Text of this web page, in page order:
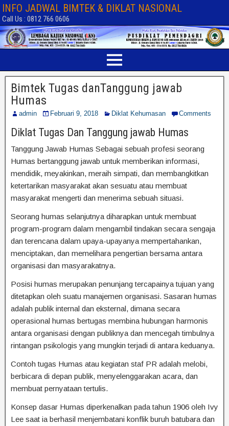
INFO JADWAL BIMTEK & DIKLAT NASIONAL
Call Us : 0812 766 0606
Bimtek Tugas danTanggung jawab
Humas
admin Februari 9, 2018 Diklat Kehumasan Comments
Diklat Tugas Dan Tanggung jawab Humas
Tanggung Jawab Humas Sebagai sebuah profesi seorang
Humas bertanggung jawab untuk memberikan informasi,
mendidik, meyakinkan, meraih simpati, dan membangkitkan
ketertarikan masyarakat akan sesuatu atau membuat
masyarakat mengerti dan menerima sebuah situasi.
Seorang humas selanjutnya diharapkan untuk membuat
program-program dalam mengambil tindakan secara sengaja
dan terencana dalam upaya-upayanya mempertahankan,
menciptakan, dan memelihara pengertian bersama antara
organisasi dan masyarakatnya.
Posisi humas merupakan penunjang tercapainya tujuan yang
ditetapkan oleh suatu manajemen organisasi. Sasaran humas
adalah publik internal dan eksternal, dimana secara
operasional humas bertugas membina hubungan harmonis
antara organisasi dengan publiknya dan mencegah timbulnya
rintangan psikologis yang mungkin terjadi di antara keduanya.
Contoh tugas Humas atau kegiatan staf PR adalah melobi,
berbicara di depan publik, menyelenggarakan acara, dan
membuat pernyataan tertulis.
Konsep dasar Humas diperkenalkan pada tahun 1906 oleh Ivy
Lee saat ia berhasil menjembatani konflik buruh batubara dan